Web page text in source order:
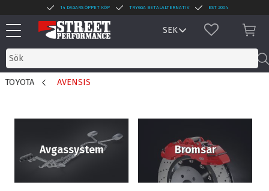
Meny
14 DAGARS ÖPPET KÖP TRYGGA BETALALTERNATIV EST 2004
FAVORITER
TOYOTA AVENSIS
Avgassystem Bromsar